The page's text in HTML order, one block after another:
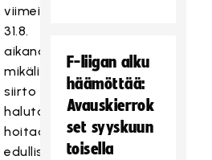
viimeistään
31.8.
aikana,
mikäli
siirto
halutaan
hoitaa
edullisemmalla
F-liigan alku
häämöttää:
Avauskierrok
set syyskuun
toisella